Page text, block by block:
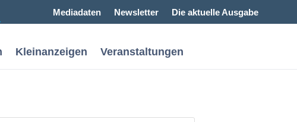
Mediadaten Newsletter Die aktuelle Ausgabe
Kleinanzeigen Veranstaltungen